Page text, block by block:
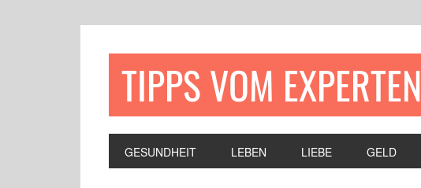
TIPPS VOM EXPERTEN
GESUNDHEIT LEBEN LIEBE GELD